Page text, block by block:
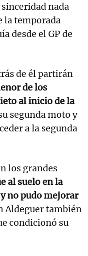
nada
la temporada
desde el GP de
de él partirán
de los
al inicio de la
segunda moto y
a la segunda
los grandes
al suelo en la
no pudo mejorar
Aldeguer también
condicionó su